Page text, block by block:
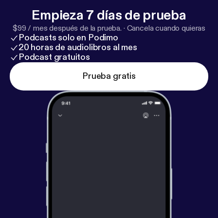
Empieza 7 días de prueba
$99 / mes después de la prueba. · Cancela cuando quieras
Podcasts solo en Podimo
20 horas de audiolibros al mes
Podcast gratuitos
Prueba gratis